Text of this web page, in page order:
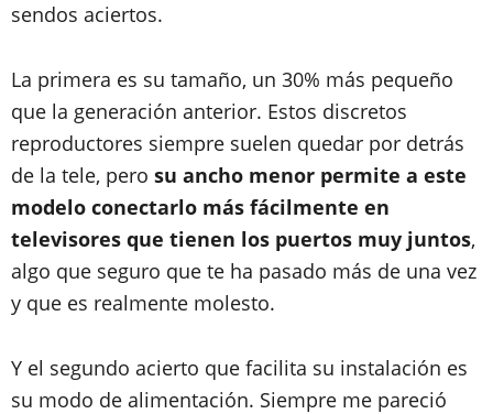
sendos aciertos.
La primera es su tamaño, un 30% más pequeño
que la generación anterior. Estos discretos
reproductores siempre suelen quedar por detrás
de la tele, pero su ancho menor permite a este
modelo conectarlo más fácilmente en
televisores que tienen los puertos muy juntos,
algo que seguro que te ha pasado más de una vez
y que es realmente molesto.
Y el segundo acierto que facilita su instalación es
su modo de alimentación. Siempre me pareció